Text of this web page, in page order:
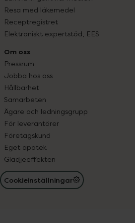
Resa med läkemedel
Receptregistret
Elektroniskt expertstöd, EES
Om oss
Pressrum
Jobba hos oss
Hållbarhet
Samarbeten
Ägare och ledningsgrupp
För leverantörer
Företagskund
Eget apotek
Glädjeeffekten
Cookieinställningar